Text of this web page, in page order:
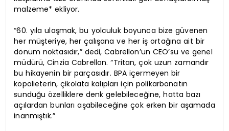
malzeme* ekliyor.
“60. yıla ulaşmak, bu yolculuk boyunca bize güvenen
her müşteriye, her çalışana ve her iş ortağına ait bir
dönüm noktasıdır,” dedi, Cabrellon’un CEO’su ve genel
müdürü, Cinzia Cabrellon. “Tritan, çok uzun zamandır
bu hikayenin bir parçasıdır. BPA içermeyen bir
kopolieterin, çikolata kalıpları için polikarbonatın
sunduğu özelliklere denk gelebileceğine, hatta bazı
açılardan bunları aşabileceğine çok erken bir aşamada
inanmıştık.”